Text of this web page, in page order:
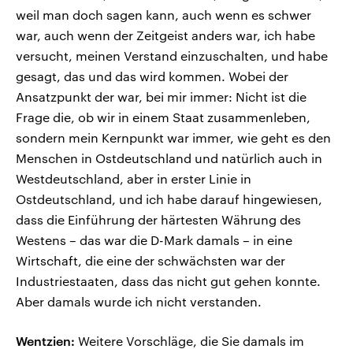
weil man doch sagen kann, auch wenn es schwer
war, auch wenn der Zeitgeist anders war, ich habe
versucht, meinen Verstand einzuschalten, und habe
gesagt, das und das wird kommen. Wobei der
Ansatzpunkt der war, bei mir immer: Nicht ist die
Frage die, ob wir in einem Staat zusammenleben,
sondern mein Kernpunkt war immer, wie geht es den
Menschen in Ostdeutschland und natürlich auch in
Westdeutschland, aber in erster Linie in
Ostdeutschland, und ich habe darauf hingewiesen,
dass die Einführung der härtesten Währung des
Westens – das war die D-Mark damals – in eine
Wirtschaft, die eine der schwächsten war der
Industriestaaten, dass das nicht gut gehen konnte.
Aber damals wurde ich nicht verstanden.
Wentzien: Weitere Vorschläge, die Sie damals im